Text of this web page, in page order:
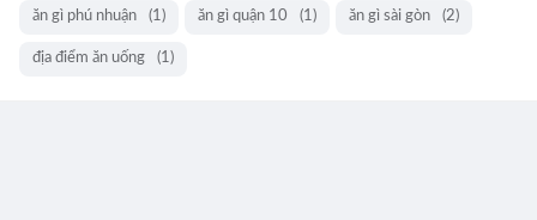
ăn gì phú nhuận (1) ăn gì quận 10 (1) ăn gì sài gòn (2)
địa điểm ăn uống (1)